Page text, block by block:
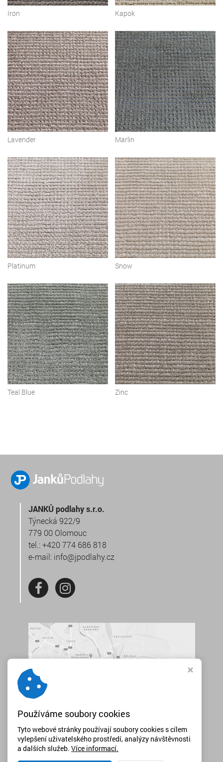
Iron Kapok
Lavender Marlin
Platinum Snow
Teal Blue Zinc
JANKŮ podlahy s.r.o.
Týnecká 922/9
779 00 Olomouc
tel.:+420 774 686 818
e-mail: info@jpodlahy.cz
Používáme soubory cookies
Tyto webové stránky používají soubory cookies s cílem
vylepšení uživatelského prostředí, analýzy návštěvnosti
a dalších služeb. Více informací.